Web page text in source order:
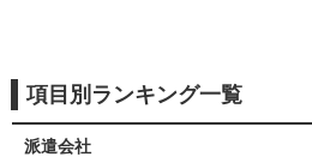
項目別ランキング一覧
派遣会社